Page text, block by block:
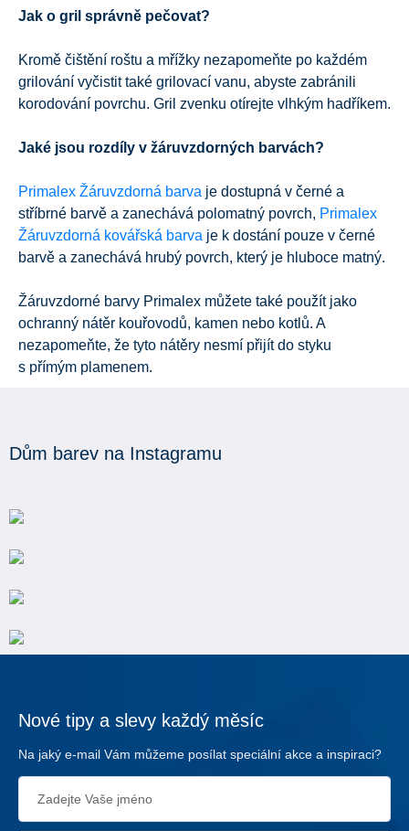
Jak o gril správně pečovat?
Kromě čištění roštu a mřížky nezapomeňte po každém
grilování vyčistit také grilovací vanu, abyste zabránili
korodování povrchu. Gril zvenku otírejte vlhkým hadříkem.
Jaké jsou rozdíly v žáruvzdorných barvách?
Primalex Žáruvzdorná barva je dostupná v černé a
stříbrné barvě a zanechává polomatný povrch, Primalex
Žáruvzdorná kovářská barva je k dostání pouze v černé
barvě a zanechává hrubý povrch, který je hluboce matný.
Žáruvzdorné barvy Primalex můžete také použít jako
ochranný nátěr kouřovodů, kamen nebo kotlů. A
nezapomeňte, že tyto nátěry nesmí přijít do styku
s přímým plamenem.
Dům barev na Instagramu
Nové tipy a slevy každý měsíc
Na jaký e-mail Vám můžeme posílat speciální akce a inspiraci?